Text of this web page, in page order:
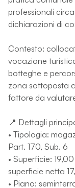
professionali
dichiarazioni di
Contesto:
vocazione
botteghe e
zona sottoposta
fattore da
📍 Dettagli
• Tipologia:
Part. 170, Sub. 6
• Superficie:
superficie netta
• Piano: